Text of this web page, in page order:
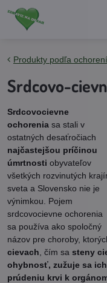
Produkty podľa ochorení
Srdcovo-
Srdcovocievne
ochorenia sa stali v
ostatných desaťročiach
najčastejšou príčinou
úmrtnosti obyvateľov
všetkých rozvinutých
sveta a Slovensko nie je
výnimkou. Pojem
srdcovocievne ochorenia
sa používa ako spoločný
názov pre choroby,
cievach , čím sa steny
ohybnosť, zužuje sa
prúdeniu krvi k